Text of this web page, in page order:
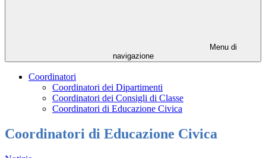
Menu di
navigazione
Coordinatori
Coordinatori dei Dipartimenti
Coordinatori dei Consigli di Classe
Coordinatori di Educazione Civica
Coordinatori di Educazione Civica